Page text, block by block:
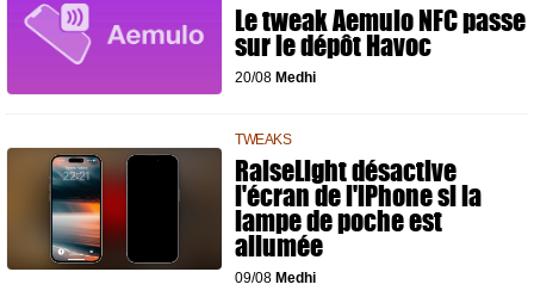
Le tweak Aemulo NFC passe
sur le dépôt Havoc
20/08 Medhi
TWEAKS
RaiseLight désactive
l'écran de l'iPhone si la
lampe de poche est
allumée
09/08 Medhi